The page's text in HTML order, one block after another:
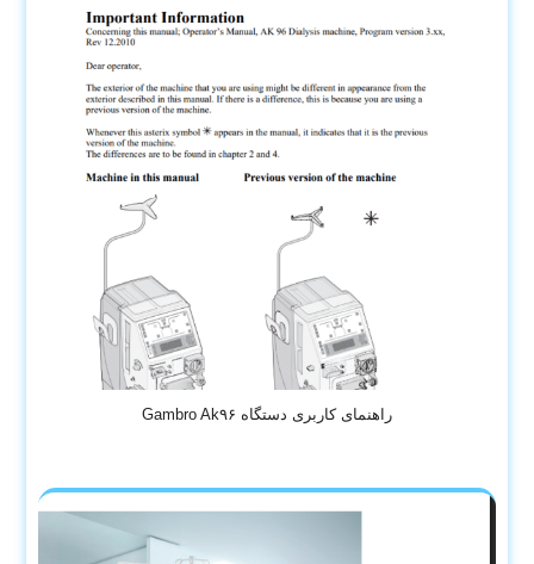
راهنمای کاربری دستگاه Gambro Ak۹۶